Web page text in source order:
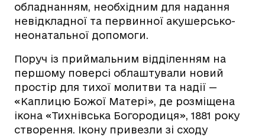
обладнанням, необхідним для надання
невідкладної та первинної акушерсько-
неонатальної допомоги.
Поруч із приймальним відділенням на
першому поверсі облаштували новий
простір для тихої молитви та надії —
«Каплицю Божої Матері», де розміщена
ікона «Тихнівська Богородиця», 1881 року
створення. Ікону привезли зі сходу